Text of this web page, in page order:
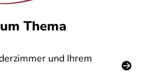
Thema
und Ihrem